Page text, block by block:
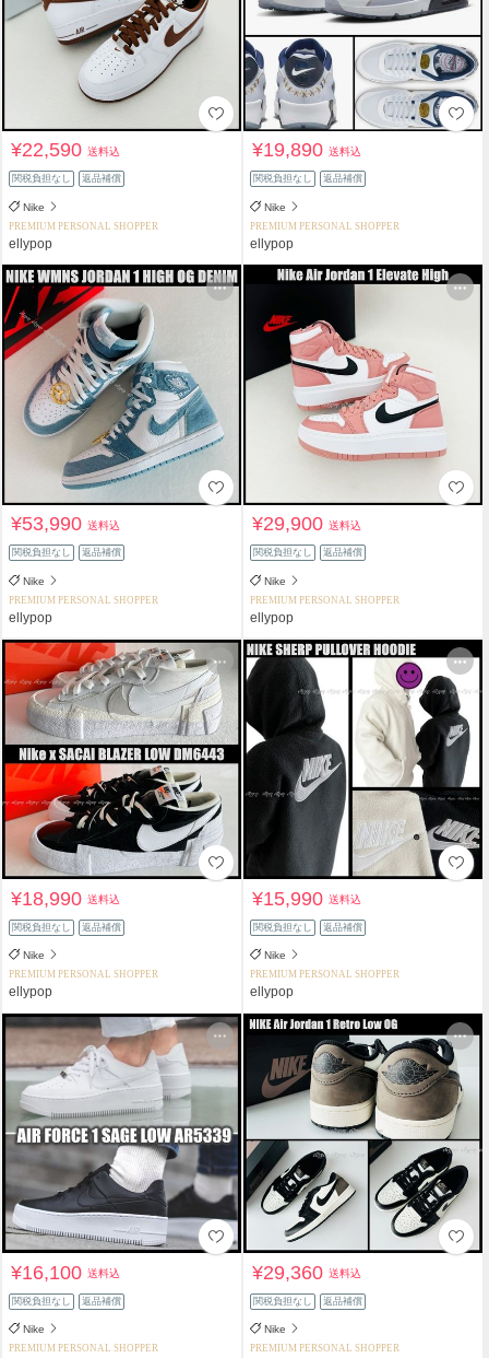
¥22,590送料込
関税負担なし 返品補償
Nike
PREMIUM PERSONAL SHOPPER
ellypop
¥19,890送料込
関税負担なし 返品補償
Nike
PREMIUM PERSONAL SHOPPER
ellypop
¥53,990送料込
関税負担なし 返品補償
Nike
PREMIUM PERSONAL SHOPPER
ellypop
¥29,900送料込
関税負担なし 返品補償
Nike
PREMIUM PERSONAL SHOPPER
ellypop
¥18,990送料込
関税負担なし 返品補償
Nike
PREMIUM PERSONAL SHOPPER
ellypop
¥15,990送料込
関税負担なし 返品補償
Nike
PREMIUM PERSONAL SHOPPER
ellypop
¥16,100送料込
関税負担なし 返品補償
Nike
PREMIUM PERSONAL SHOPPER
¥29,360送料込
関税負担なし 返品補償
Nike
PREMIUM PERSONAL SHOPPER